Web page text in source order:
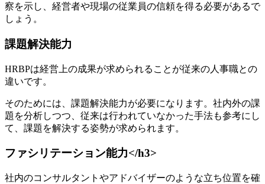
察を示し、経営者や現場の従業員の信頼を得る必要があるで
しょう。
課題解決能力
HRBPは経営上の成果が求められることが従来の人事職との
違いです。
そのためには、課題解決能力が必要になります。社内外の課
題を分析しつつ、従来は行われていなかった手法も参考にし
て、課題を解決する姿勢が求められます。
ファシリテーション能力</h3>
社内のコンサルタントやアドバイザーのような立ち位置を確